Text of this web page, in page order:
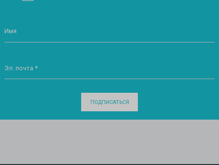
Имя
Эл. почта *
ПОДПИСАТЬСЯ